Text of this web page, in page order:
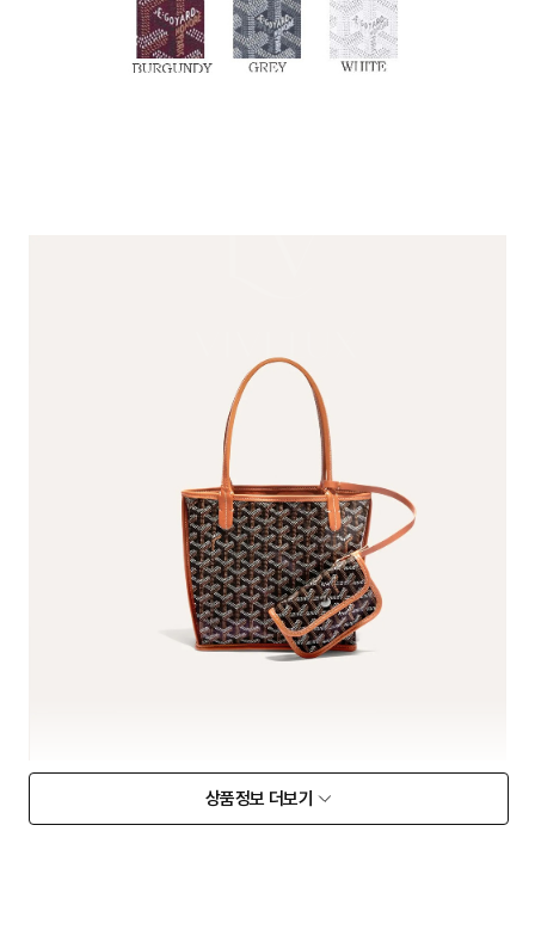
상품정보 더보기